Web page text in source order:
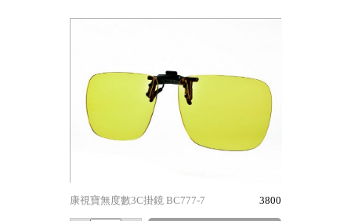
康視寶無度數3C掛鏡 BC777-7 3800